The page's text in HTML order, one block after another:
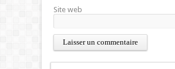
Site web